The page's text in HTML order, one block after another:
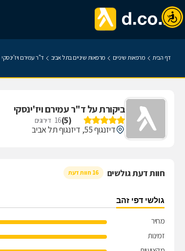
דף הבית מרפאות שיניים מרפאות שיניים בתל אביב ד"ר עמירם ויז'ינסקי
ביקורת על ד"ר עמירם ויז'ינסקי
(
5
)
16 דירוגים
דיזנגוף 55, דיזנגוף תל אביב
חוות דעת גולשים 16 חוות דעת
גולשי דפי זהב
מחיר
זמינות